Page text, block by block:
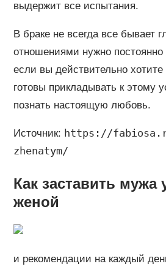
выдержит все испытания.
В браке не всегда все бывает
отношениями нужно постоянно
если вы действительно
готовы прикладывать к этому
познать настоящую любовь.
Источник: https://
zhenatym/
Как заставить мужа
женой
и рекомендации на каждый